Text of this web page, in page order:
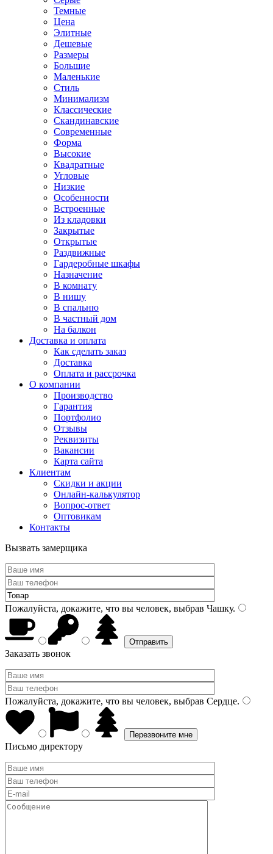
Темные
Цена
Элитные
Дешевые
Размеры
Большие
Маленькие
Стиль
Минимализм
Классические
Скандинавские
Современные
Форма
Высокие
Квадратные
Угловые
Низкие
Особенности
Встроенные
Из кладовки
Закрытые
Открытые
Раздвижные
Гардеробные шкафы
Назначение
В комнату
В нишу
В спальню
В частный дом
На балкон
Доставка и оплата
Как сделать заказ
Доставка
Оплата и рассрочка
О компании
Производство
Гарантия
Портфолио
Отзывы
Реквизиты
Вакансии
Карта сайта
Клиентам
Скидки и акции
Онлайн-калькулятор
Вопрос-ответ
Оптовикам
Контакты
Вызвать замерщика
Пожалуйста, докажите, что вы человек, выбрав Чашку.
Заказать звонок
Пожалуйста, докажите, что вы человек, выбрав Сердце.
Письмо директору